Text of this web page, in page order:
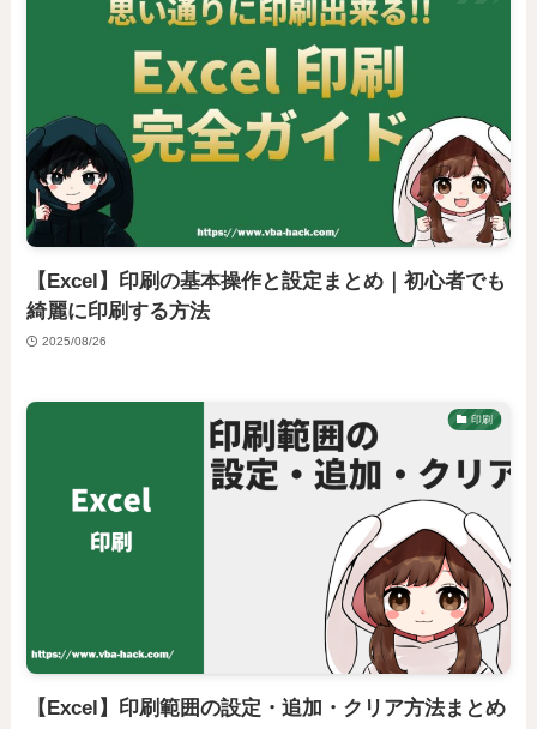
【Excel】印刷の基本操作と設定まとめ｜初心者でも
綺麗に印刷する方法
2025/08/26
印刷
【Excel】印刷範囲の設定・追加・クリア方法まとめ